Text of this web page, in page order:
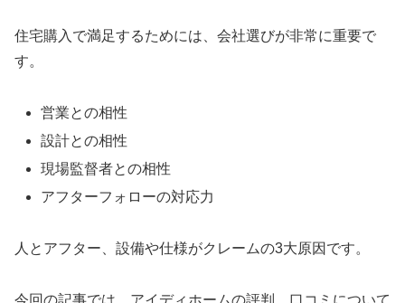
住宅購入で満足するためには、会社選びが非常に重要で
す。
営業との相性
設計との相性
現場監督者との相性
アフターフォローの対応力
人とアフター、設備や仕様がクレームの3大原因です。
今回の記事では、アイディホームの評判、口コミについて